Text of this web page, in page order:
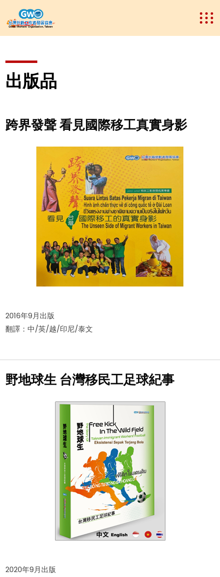
出版品
跨界發聲 看見國際移工真實身影
2016年9月出版
翻譯：中/英/越/印尼/泰文
野地球生 台灣移民工足球紀事
2020年9月出版